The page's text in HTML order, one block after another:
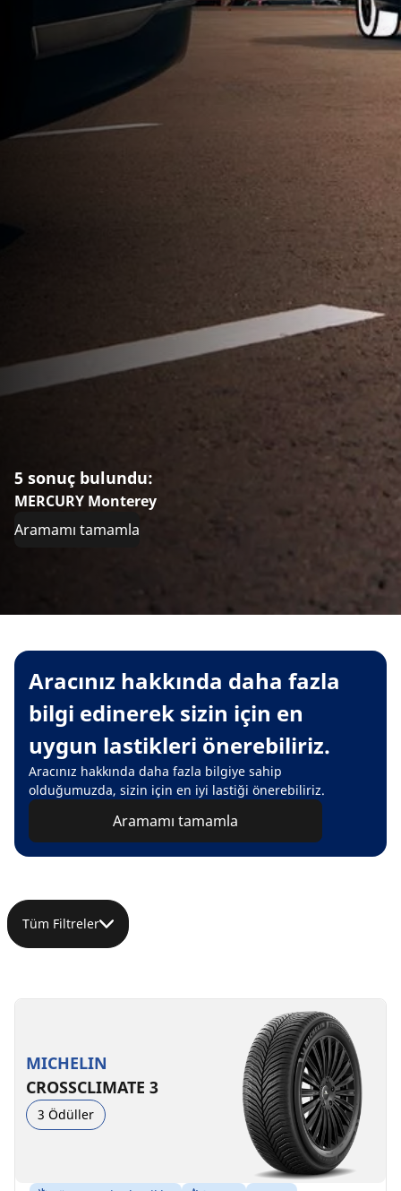
5 sonuç bulundu:
MERCURY Monterey
Aramamı tamamla
Aracınız hakkında daha fazla
bilgi edinerek sizin için en
uygun lastikleri önerebiliriz.
Aracınız hakkında daha fazla bilgiye sahip
olduğumuzda, sizin için en iyi lastiği önerebiliriz.
Aramamı tamamla
Tüm Filtreler
MICHELIN
CROSSCLIMATE 3
3 Ödüller